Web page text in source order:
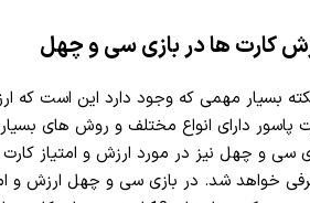
کارت ها در بازی سی و چهل
بسیار مهمی که وجود دارد این است
پاسور دارای انواع مختلف و روش های
سی و چهل نیز در مورد ارزش و امتیاز